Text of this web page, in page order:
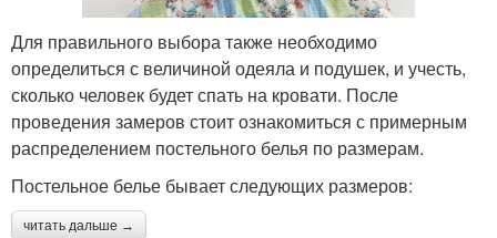
Для правильного выбора также необходимо
определиться с величиной одеяла и подушек, и учесть,
сколько человек будет спать на кровати. После
проведения замеров стоит ознакомиться с примерным
распределением постельного белья по размерам.
Постельное белье бывает следующих размеров:
читать дальше →